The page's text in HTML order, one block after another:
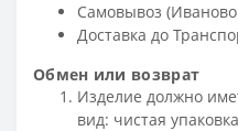
Самовывоз
Доставка до
Обмен или возврат
Изделие должно
вид: чистая